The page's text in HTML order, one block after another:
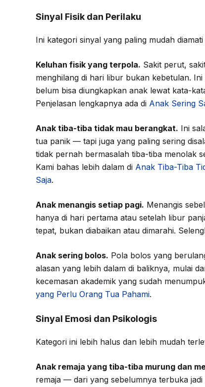
Sinyal Fisik dan Perilaku
Ini kategori sinyal yang paling mudah
Keluhan fisik yang terpola. Sakit perut,
menghilang di hari libur bukan kebetulan.
belum bisa diungkapkan anak lewat kata-
Penjelasan lengkapnya ada di Anak Sering
Anak tiba-tiba tidak mau berangkat. Ini
tua panik — tapi juga yang paling sering
tidak pernah bermasalah tiba-tiba menolak
Kami bahas lebih dalam di Anak Tiba-Tiba
Saja.
Anak menangis setiap pagi. Menangis
hanya di hari pertama atau setelah libur
tepat, bukan diabaikan atau dimarahi.
Anak sering bolos. Pola bolos yang
alasan yang lebih dalam di baliknya, mulai
kecemasan akademik yang sudah
yang Perlu Orang Tua Pahami.
Sinyal Emosi dan Psikologis
Kategori ini lebih halus dan lebih mudah
Anak remaja yang tiba-tiba murung dan
remaja — dari yang sebelumnya terbuka